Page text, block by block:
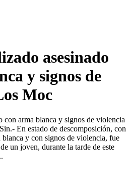
asesinado
y signos de
Moc
con arma blanca y signos de violencia
En estado de descomposición, con
y con signos de violencia, fue
un joven, durante la tarde de este